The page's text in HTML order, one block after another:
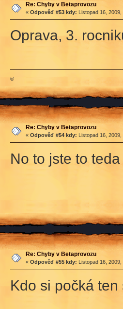
Re: Chyby v Betaprovozu
« Odpověď #53 kdy: Listopad 16,
Oprava, 3.
®
Re: Chyby v Betaprovozu
« Odpověď #54 kdy: Listopad 16,
No to jste to
Re: Chyby v Betaprovozu
« Odpověď #55 kdy: Listopad 16,
Kdo si počká ten